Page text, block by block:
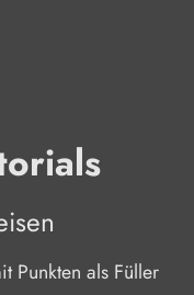
Punkten als Füller